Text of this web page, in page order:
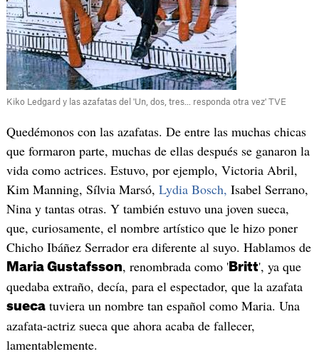
Kiko Ledgard y las azafatas del 'Un, dos, tres... responda otra vez' TVE
Quedémonos con las azafatas. De entre las muchas chicas
que formaron parte, muchas de ellas después se ganaron la
vida como actrices. Estuvo, por ejemplo, Victoria Abril,
Kim Manning, Sílvia Marsó, Lydia Bosch, Isabel Serrano,
Nina y tantas otras. Y también estuvo una joven sueca,
que, curiosamente, el nombre artístico que le hizo poner
Chicho Ibáñez Serrador era diferente al suyo. Hablamos de
Maria Gustafsson, renombrada como 'Britt', ya que
quedaba extraño, decía, para el espectador, que la azafata
suecatuviera un nombre tan español como Maria. Una
azafata-actriz sueca que ahora acaba de fallecer,
lamentablemente.